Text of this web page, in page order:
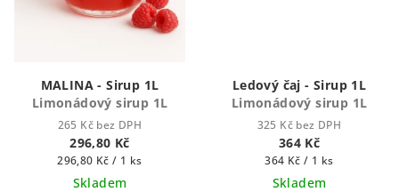
MALINA - Sirup 1L
Limonádový sirup 1L
265 Kč bez DPH
296,80 Kč
Měrná
cena:
296,80 Kč / 1 ks
Skladem
Ledový čaj - Sirup 1L
Limonádový sirup 1L
325 Kč bez DPH
364 Kč
Měrná
cena:
364 Kč / 1 ks
Skladem